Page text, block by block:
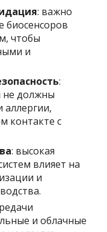
: важно
биосенсоров
чтобы
и
:
не должны
контакте с
: высокая
влияет на
и
и облачные